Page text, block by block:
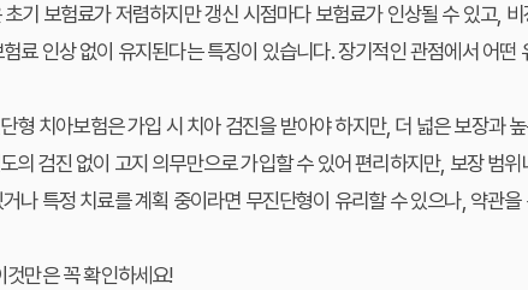
기 보험료가 저렴하지만 갱신 시점마다 보험료가 인상될 수 있고,
료 인상 없이 유지된다는 특징이 있습니다. 장기적인 관점에서 어떤
형 치아보험은 가입 시 치아 검진을 받아야 하지만, 더 넓은 보장과
의 검진 없이 고지 의무만으로 가입할 수 있어 편리하지만, 보장 범
나 특정 치료를 계획 중이라면 무진단형이 유리할 수 있으나, 약관
것만은 꼭 확인하세요!